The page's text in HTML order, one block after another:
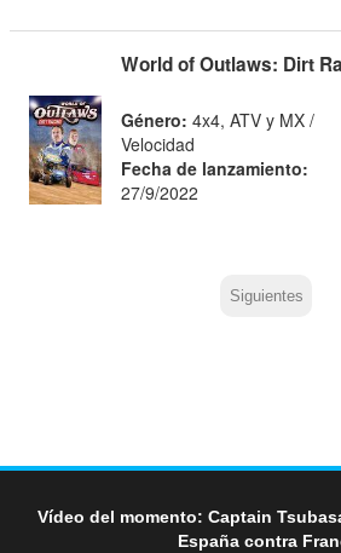
World of Outlaws: Dirt
Género: 4x4, ATV y MX /
Velocidad
Fecha de lanzamiento:
27/9/2022
Siguientes
Vídeo del momento: Captain
España contra